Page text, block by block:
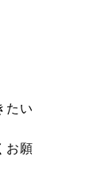
たい
お願